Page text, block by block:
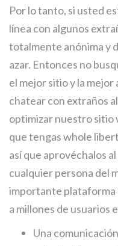
Por lo tanto, si usted
línea con algunos
totalmente anónima y
azar. Entonces no
el mejor sitio y la
chatear con extraños
optimizar nuestro sitio
que tengas whole
así que aprovéchalos
cualquier persona del
importante plataforma
a millones de usuarios
Una